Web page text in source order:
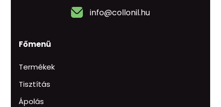
info@collonil.hu
Főmenü
Termékek
Tisztítás
Ápolás